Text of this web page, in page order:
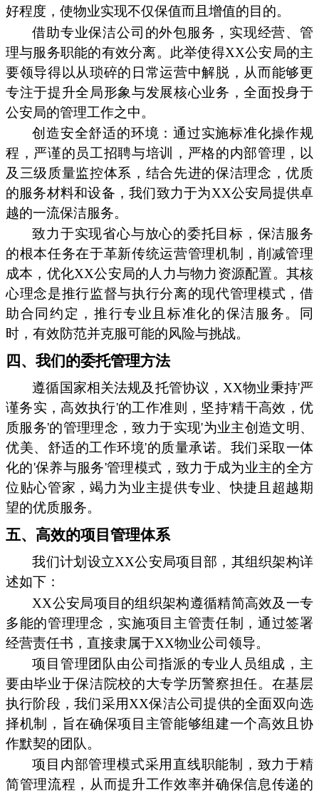
好程度，使物业实现不仅保值而且增值的目的。
借助专业保洁公司的外包服务，实现经营、管
理与服务职能的有效分离。此举使得XX公安局的主
要领导得以从琐碎的日常运营中解脱，从而能够更
专注于提升全局形象与发展核心业务，全面投身于
公安局的管理工作之中。
创造安全舒适的环境：通过实施标准化操作规
程，严谨的员工招聘与培训，严格的内部管理，以
及三级质量监控体系，结合先进的保洁理念，优质
的服务材料和设备，我们致力于为XX公安局提供卓
越的一流保洁服务。
致力于实现省心与放心的委托目标，保洁服务
的根本任务在于革新传统运营管理机制，削减管理
成本，优化XX公安局的人力与物力资源配置。其核
心理念是推行监督与执行分离的现代管理模式，借
助合同约定，推行专业且标准化的保洁服务。同
时，有效防范并克服可能的风险与挑战。
四、我们的委托管理方法
遵循国家相关法规及托管协议，XX物业秉持'严
谨务实，高效执行'的工作准则，坚持'精干高效，优
质服务'的管理理念，致力于实现'为业主创造文明、
优美、舒适的工作环境'的质量承诺。我们采取一体
化的'保养与服务'管理模式，致力于成为业主的全方
位贴心管家，竭力为业主提供专业、快捷且超越期
望的优质服务。
五、高效的项目管理体系
我们计划设立XX公安局项目部，其组织架构详
述如下：
XX公安局项目的组织架构遵循精简高效及一专
多能的管理理念，实施项目主管责任制，通过签署
经营责任书，直接隶属于XX物业公司领导。
项目管理团队由公司指派的专业人员组成，主
要由毕业于保洁院校的大专学历警察担任。在基层
执行阶段，我们采用XX保洁公司提供的全面双向选
择机制，旨在确保项目主管能够组建一个高效且协
作默契的团队。
项目内部管理模式采用直线职能制，致力于精
简管理流程，从而提升工作效率并确保信息传递的